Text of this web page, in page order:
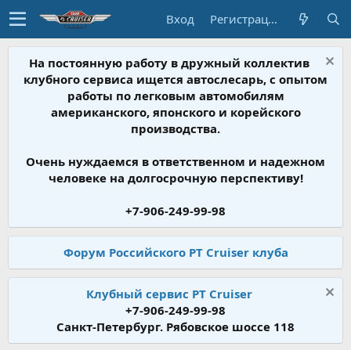
Вход Регистрация
На постоянную работу в дружный коллектив
клубного сервиса ищется автослесарь, с опытом
работы по легковым автомобилям
американского, японского и корейского
производства.
Очень нуждаемся в ответственном и надежном
человеке на долгосрочную перспективу!
+7-906-249-99-98
Форум Российского PT Cruiser клуба
Клубный сервис PT Cruiser
+7-906-249-99-98
Санкт-Петербург. Рябовское шоссе 118